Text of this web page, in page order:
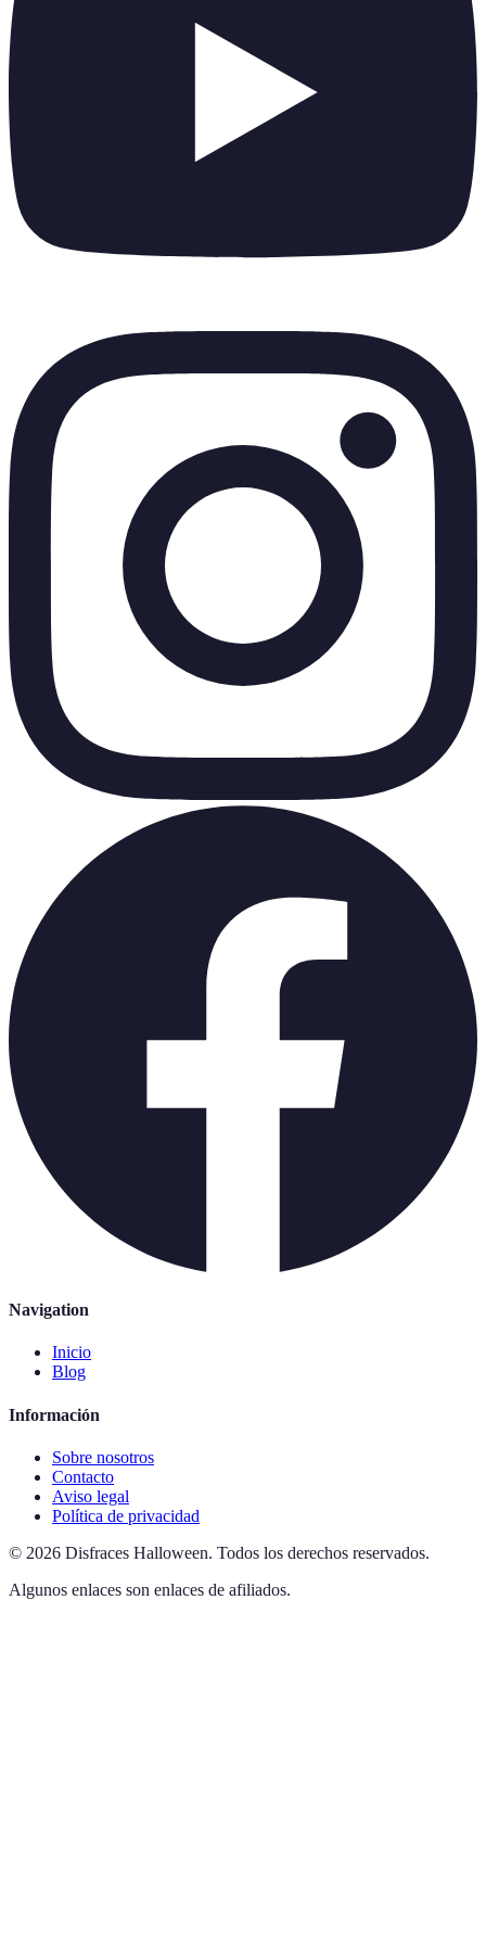
Navigation
Inicio
Blog
Información
Sobre nosotros
Contacto
Aviso legal
Política de privacidad
© 2026 Disfraces Halloween. Todos los derechos reservados.
Algunos enlaces son enlaces de afiliados.